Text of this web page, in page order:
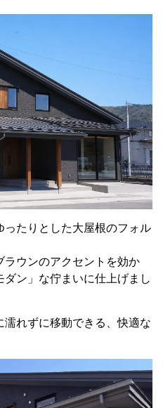
たりとした大屋根のフォル
ウンのアクセントを効か
ン」な佇まいに仕上げまし
れずに移動できる、快適な